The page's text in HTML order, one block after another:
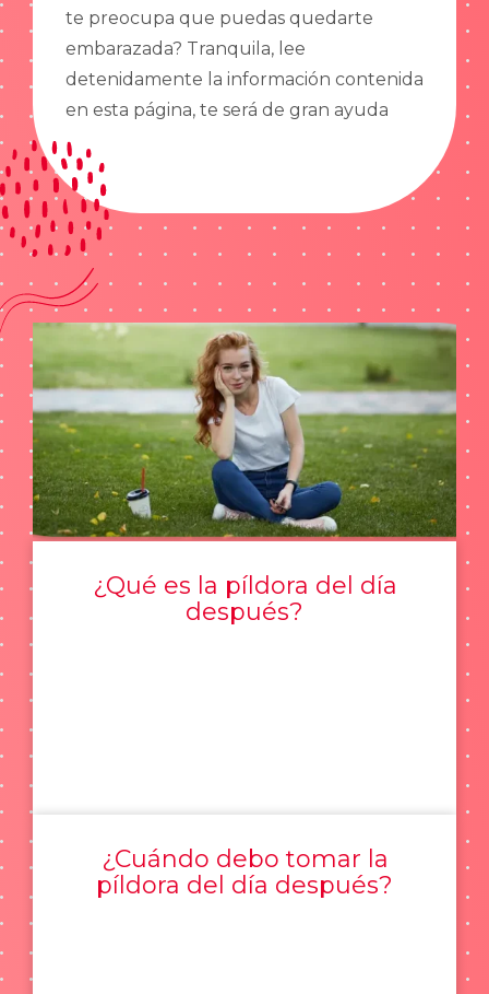
te preocupa que puedas quedarte
embarazada? Tranquila, lee
detenidamente la información contenida
en esta página, te será de gran ayuda
¿Qué es la píldora del día
después?
¿Cuándo debo tomar la
píldora del día después?